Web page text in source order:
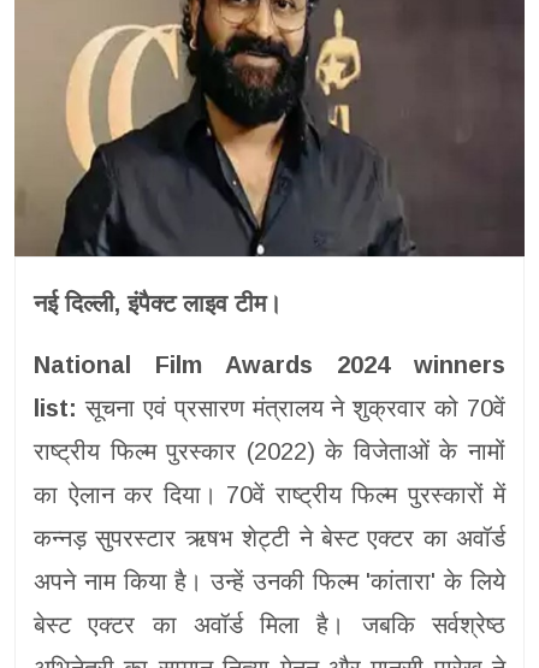
नई दिल्ली, इंपैक्ट लाइव टीम।
National Film Awards 2024 winners
list:सूचना एवं प्रसारण मंत्रालय ने शुक्रवार को 70वें
राष्ट्रीय फिल्म पुरस्कार (2022) के विजेताओं के नामों
का ऐलान कर दिया। 70वें राष्ट्रीय फिल्म पुरस्कारों में
कन्नड़ सुपरस्टार ऋषभ शेट्टी ने बेस्ट एक्टर का अवॉर्ड
अपने नाम किया है। उन्हें उनकी फिल्म 'कांतारा' के लिये
बेस्ट एक्टर का अवॉर्ड मिला है। जबकि सर्वश्रेष्ठ